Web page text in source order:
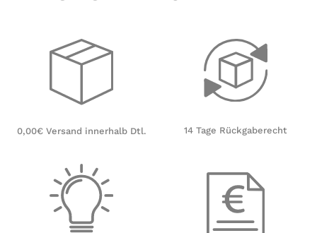
0,00€ Versand innerhalb Dtl. 14 Tage Rückgaberecht